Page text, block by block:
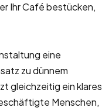
Ihr Café bestücken,
eine
zu dünnem
gleichzeitig ein klares
Menschen,